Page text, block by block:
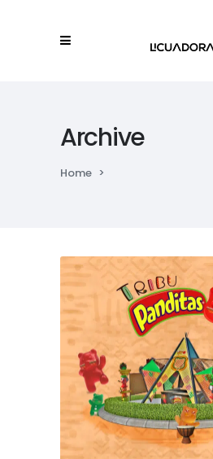
Archive
Home >